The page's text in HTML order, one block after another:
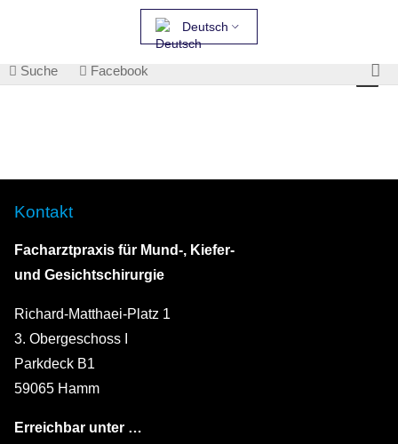
Deutsch
Suche Facebook
Kontakt
Facharztpraxis für Mund-, Kiefer-
und Gesichtschirurgie
Richard-Matthaei-Platz 1
3. Obergeschoss I
Parkdeck B1
59065 Hamm
Erreichbar unter …